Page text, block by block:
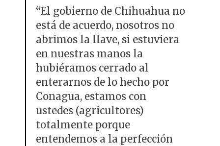
“El gobierno de Chihuahua no
está de acuerdo, nosotros no
abrimos la llave, si estuviera
en nuestras manos la
hubiéramos cerrado al
enterarnos de lo hecho por
Conagua, estamos con
ustedes (agricultores)
totalmente porque
entendemos a la perfección